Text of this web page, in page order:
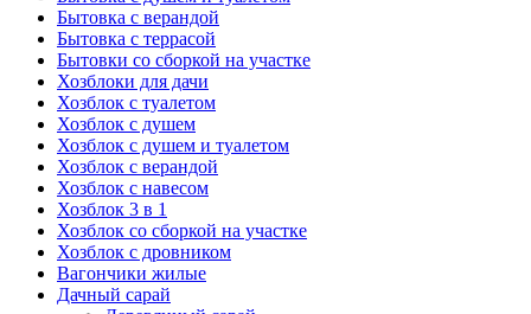
Бытовка с верандой
Бытовка с террасой
Бытовки со сборкой на участке
Хозблоки для дачи
Хозблок с туалетом
Хозблок с душем
Хозблок с душем и туалетом
Хозблок с верандой
Хозблок с навесом
Хозблок 3 в 1
Хозблок со сборкой на участке
Хозблок с дровником
Вагончики жилые
Дачный сарай